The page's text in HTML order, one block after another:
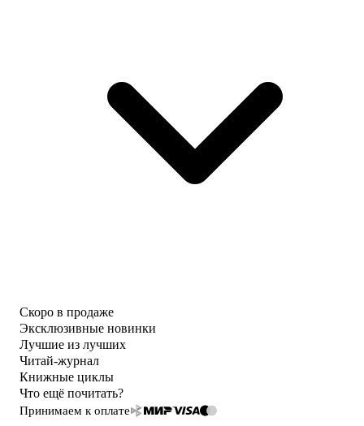
Скоро в продаже
Эксклюзивные новинки
Лучшие из лучших
Читай-журнал
Книжные циклы
Что ещё почитать?
Принимаем к оплате